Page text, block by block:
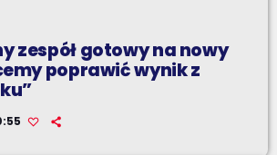
zespół gotowy na nowy
poprawić wynik z